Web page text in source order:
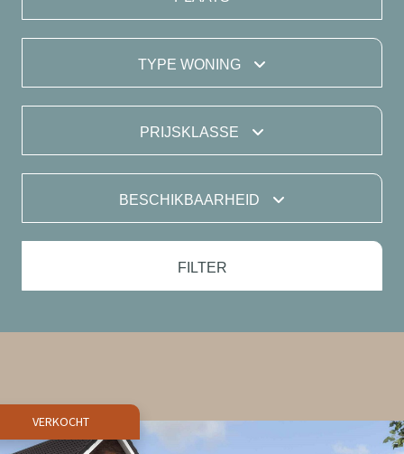
TYPE WONING
PRIJSKLASSE
BESCHIKBAARHEID
VERKOCHT